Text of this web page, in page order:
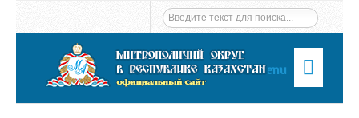
Menu